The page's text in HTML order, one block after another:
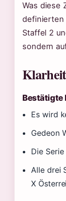
Was diese
definierten
Staffel 2
sondern
Bestätigte
Es wird
Gedeon
Die
Alle drei
X